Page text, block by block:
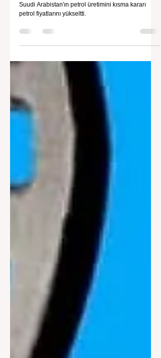
Petrol Fiyatlarını Yükseltti
petrol fiyatlarını yükseltti.